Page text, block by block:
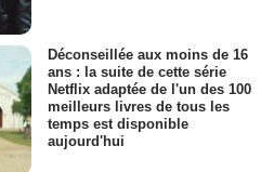
Déconseillée aux moins de 16
ans : la suite de cette série
Netflix adaptée de l'un des 100
meilleurs livres de tous les
temps est disponible
aujourd'hui